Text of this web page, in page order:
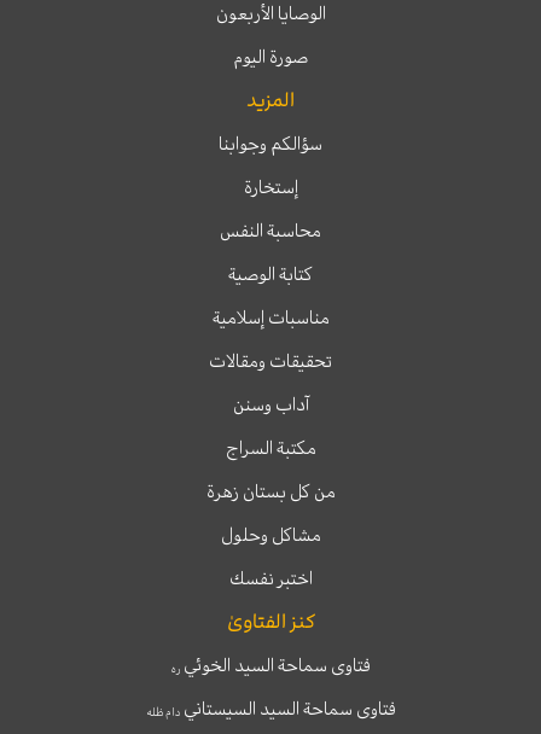
الوصايا الأربعون
صورة اليوم
المزيد
سؤالكم وجوابنا
إستخارة
محاسبة النفس
كتابة الوصية
مناسبات إسلامية
تحقيقات ومقالات
آداب وسنن
مكتبة السراج
من كل بستان زهرة
مشاكل وحلول
اختبر نفسك
كنز الفتاوىٰ
فتاوى سماحة السيد الخوئيره
فتاوى سماحة السيد السيستانيدام ظله